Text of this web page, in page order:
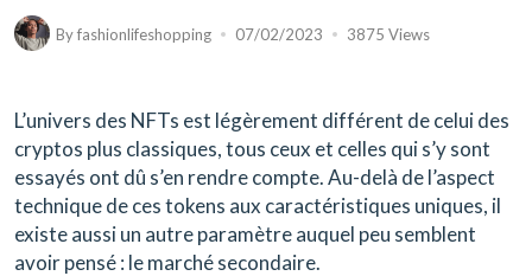
Byfashionlifeshopping 07/02/2023 3875 Views
L’univers des NFTs est légèrement différent de celui des
cryptos plus classiques, tous ceux et celles qui s’y sont
essayés ont dû s’en rendre compte. Au-delà de l’aspect
technique de ces tokens aux caractéristiques uniques, il
existe aussi un autre paramètreauquel peu semblent
avoir pensé : le marché secondaire.